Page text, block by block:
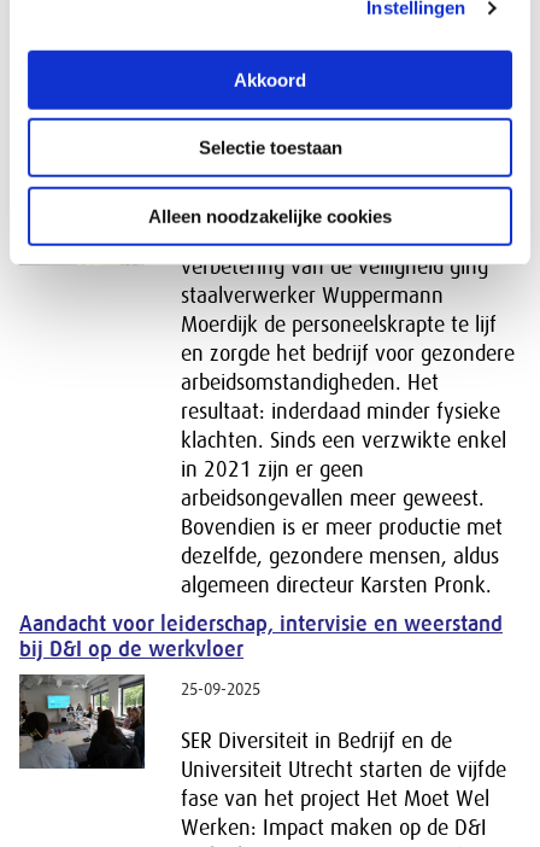
Instellingen
Akkoord
Selectie toestaan
Alleen noodzakelijke cookies
kantoor van de SER aan de
Bezuidenhoutseweg 60 te Den Haag.
De begroting wordt schriftelijk op 22
oktober vastgesteld.
‘Orde en netheid zijn de basis’
30-09-2025
Door automatisering en voortdurende
verbetering van de veiligheid ging
staalverwerker Wuppermann
Moerdijk de personeelskrapte te lijf
en zorgde het bedrijf voor gezondere
arbeidsomstandigheden. Het
resultaat: inderdaad minder fysieke
klachten. Sinds een verzwikte enkel
in 2021 zijn er geen
arbeidsongevallen meer geweest.
Bovendien is er meer productie met
dezelfde, gezondere mensen, aldus
algemeen directeur Karsten Pronk.
Aandacht voor leiderschap, intervisie en weerstand
bij D&I op de werkvloer
25-09-2025
SER Diversiteit in Bedrijf en de
Universiteit Utrecht starten de vijfde
fase van het project Het Moet Wel
Werken: Impact maken op de D&I